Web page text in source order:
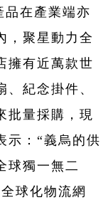
品在產業端亦
，聚星動力全
擁有近萬款世
紀念掛件、
批量採購，現
示：“義烏的供
球獨一無二
球化物流網